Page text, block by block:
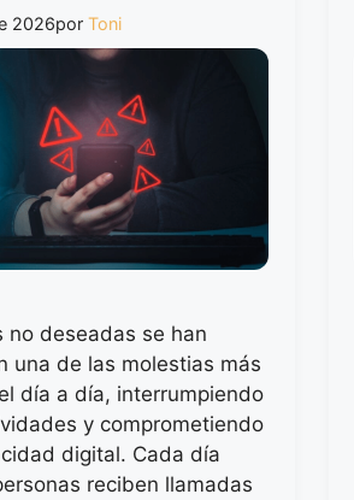
2026por Toni
no deseadas se han
una de las molestias más
día a día, interrumpiendo
y comprometiendo
digital. Cada día
reciben llamadas